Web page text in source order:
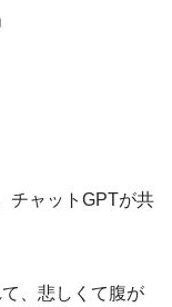
チャットGPTが共
、悲しくて腹が